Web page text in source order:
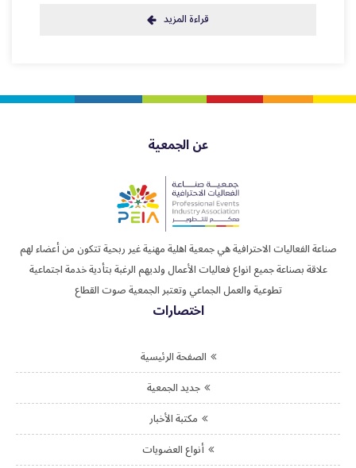
قراءة المزيد
عن الجمعية
صناعة الفعاليات الاحترافية هي جمعية اهلية مهنية غير ربحية تتكون من أعضاء لهم
علاقة بصناعة جميع انواع فعاليات الأعمال ولديهم الرغبة بتأدية خدمة اجتماعية
تطوعية والعمل الجماعي وتعتبر الجمعية صوت القطاع
اختصارات
الصفحة الرئيسية
جديد الجمعية
مكتبة الأخبار
أنواع العضويات